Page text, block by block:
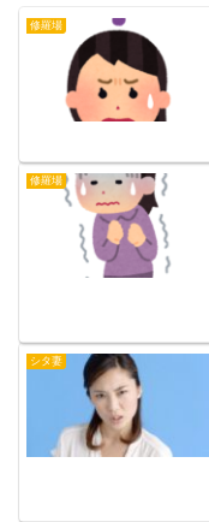
修羅場
修羅場
シタ妻